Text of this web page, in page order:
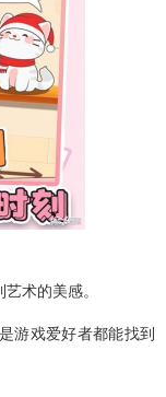
术的美感。
游戏爱好者都能找到